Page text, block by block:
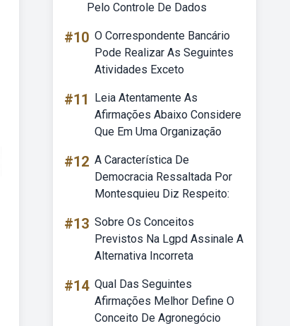
Pelo Controle De Dados
#10 O Correspondente Bancário
Pode Realizar As Seguintes
Atividades Exceto
#11
Leia Atentamente As
Afirmações Abaixo Considere
Que Em Uma Organização
#12 A Característica De
Democracia Ressaltada Por
Montesquieu Diz Respeito:
#13 Sobre Os Conceitos
Previstos Na Lgpd Assinale A
Alternativa Incorreta
#14 Qual Das Seguintes
Afirmações Melhor Define O
Conceito De Agronegócio